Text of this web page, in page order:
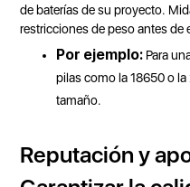
de baterías de su proyecto.
restricciones de peso antes de
Por ejemplo: Para
pilas como la 18650 o
tamaño.
Reputación y